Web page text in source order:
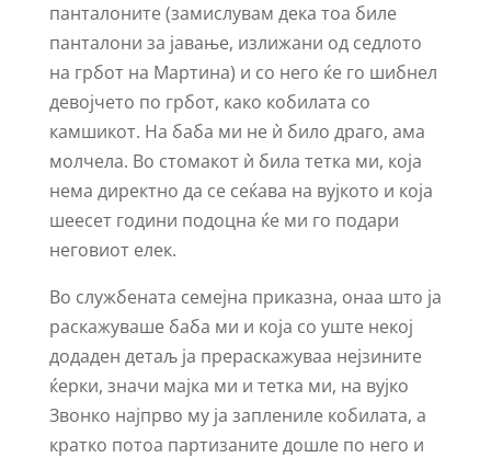
панталоните (замислувам дека тоа биле
панталони за јавање, излижани од седлото
на грбот на Мартина) и со него ќе го шибнел
девојчето по грбот, како кобилата со
камшикот. На баба ми не ѝ било драго, ама
молчела. Во стомакот ѝ била тетка ми, која
нема директно да се сеќава на вујкото и која
шеесет години подоцна ќе ми го подари
неговиот елек.
Во службената семејна приказна, онаа што ја
раскажуваше баба ми и која со уште некој
додаден детаљ ја прераскажуваа нејзините
ќерки, значи мајка ми и тетка ми, на вујко
Звонко најпрво му ја заплениле кобилата, а
кратко потоа партизаните дошле по него и